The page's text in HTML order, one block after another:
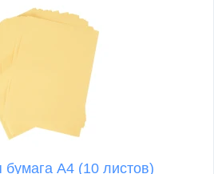
А4 (10 листов)